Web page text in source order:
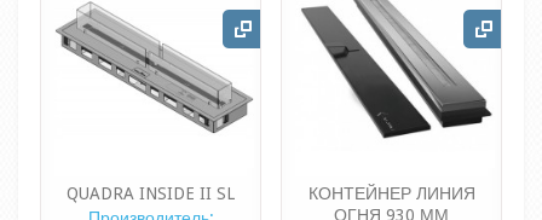
QUADRA INSIDE II SL
КОНТЕЙНЕР ЛИНИЯ
ОГНЯ 930 ММ